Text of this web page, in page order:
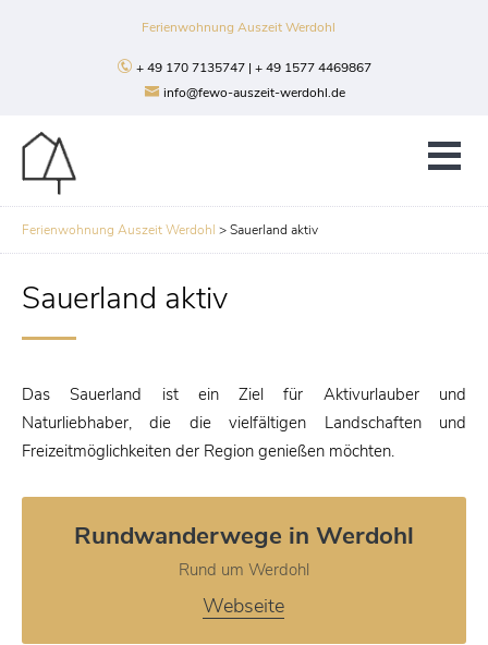
Ferienwohnung Auszeit Werdohl
+ 49 170 7135747 | + 49 1577 4469867
info@fewo-auszeit-werdohl.de
Ferienwohnung Auszeit Werdohl >Sauerland aktiv
Sauerland aktiv
Das Sauerland ist ein Ziel für Aktivurlauber und
Naturliebhaber, die die vielfältigen Landschaften und
Freizeitmöglichkeiten der Region genießen möchten.
Rundwanderwege in Werdohl
Rund um Werdohl
Webseite